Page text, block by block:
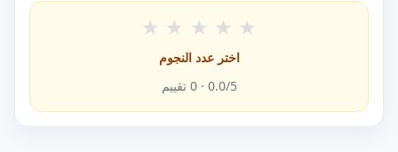
★ ★ ★ ★ ★
اختر عدد النجوم
0.0/5 ·
0 تقييم